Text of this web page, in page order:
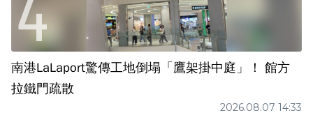
南港LaLaport驚傳工地倒塌「鷹架掛中庭」！ 館方
拉鐵門疏散
2026.08.07 14:33